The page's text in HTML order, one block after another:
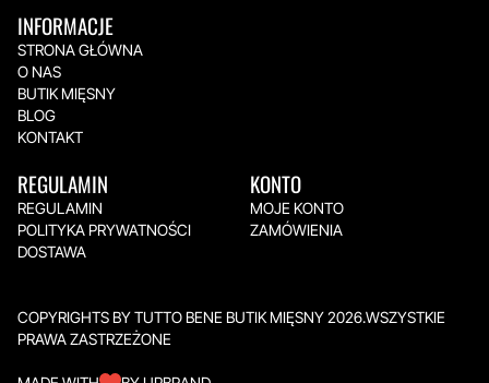
INFORMACJE
STRONA GŁÓWNA
O NAS
BUTIK MIĘSNY
BLOG
KONTAKT
REGULAMIN
REGULAMIN
POLITYKA PRYWATNOŚCI
DOSTAWA
KONTO
MOJE KONTO
ZAMÓWIENIA
COPYRIGHTS BY TUTTO BENE BUTIK MIĘSNY 2026.WSZYSTKIE
PRAWA ZASTRZEŻONE